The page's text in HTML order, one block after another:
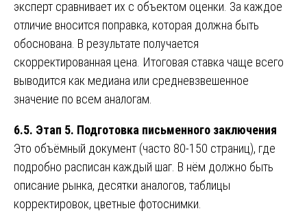
эксперт сравнивает их с объектом оценки. За каждое
отличие вносится поправка, которая должна быть
обоснована. В результате получается
скорректированная цена. Итоговая ставка чаще всего
выводится как медиана или средневзвешенное
значение по всем аналогам.
6.5. Этап 5. Подготовка письменного заключения
Это объёмный документ (часто 80-150 страниц), где
подробно расписан каждый шаг. В нём должно быть
описание рынка, десятки аналогов, таблицы
корректировок, цветные фотоснимки.